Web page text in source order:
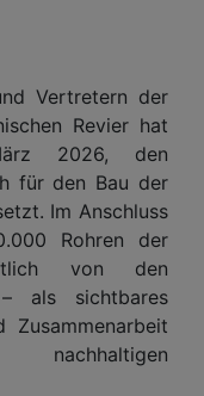
Vertretern der
Revier hat
2026, den
für den Bau der
Im Anschluss
Rohren der
von den
als sichtbares